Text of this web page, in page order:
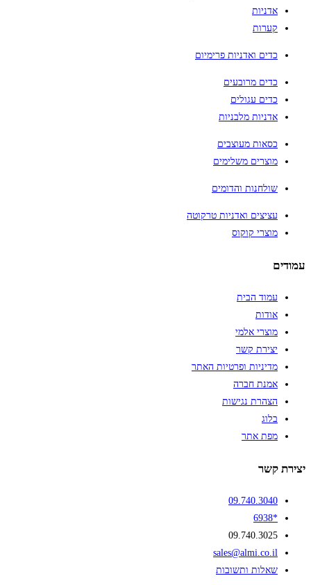
אדניות
קערות
כדים ואדניות פרימיום
כדים מרובעים
כדים עגולים
אדניות מלבניות
כסאות מעוצבים
מוצרים משלימים
שולחנות והדומים
עציצים ואדניות טרקוטה
מוצרי קוקוס
עמודים
עמוד הבית
אודות
מוצרי אלמי
יצירת קשר
מדיניות ופרטיות האתר
אמנת חברה
הצהרת נגישות
בלוג
מפת אתר
יצירת קשר
09.740.3040
*6938
09.740.3025
sales@almi.co.il
שאלות ותשובות